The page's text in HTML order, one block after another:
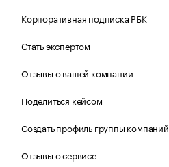
Корпоративная подписка РБК
Стать экспертом
Отзывы о вашей компании
Поделиться кейсом
Создать профиль группы компаний
Отзывы о сервисе